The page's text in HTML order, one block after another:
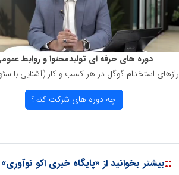
دوره های حرفه ای تولیدمحتوا و روابط
رازهای استخدام گوگل در هر كسب و كار (آشنایی با
چه دوره های شركت كنم؟
::بیشتر بخوانید از «پایگاه خبری اکو نوآوری»